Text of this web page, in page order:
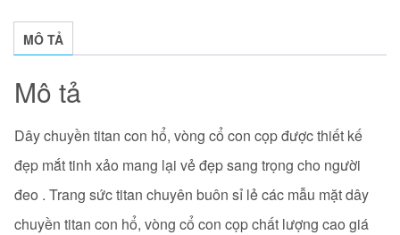
số
lượng
MÔ TẢ
Mô tả
Dây chuyền titan con hổ, vòng cổ con cọp được thiết kế
đẹp mắt tinh xảo mang lại vẻ đẹp sang trọng cho người
đeo . Trang sức titan chuyên buôn sỉ lẻ các mẫu mặt dây
chuyền titan con hổ, vòng cổ con cọpchất lượng cao giá